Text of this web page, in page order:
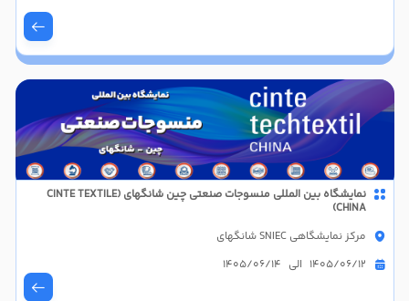
نمایشگاه بین المللی منسوجات صنعتی چین شانگهای (CINTE TEXTILE
CHINA)
مرکز نمایشگاهی SNIEC شانگهای
1405/06/12 الی 1405/06/14